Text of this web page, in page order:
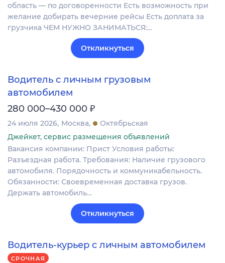
область — по договоренности Есть возможность при
желание добирать вечерние рейсы Есть доплата за
грузчика ЧЕМ НУЖНО ЗАНИМАТЬСЯ:…
Откликнуться
Водитель с личным грузовым
автомобилем
280 000–430 000 ₽
24 июля 2026 Москва
Октябрьская
Джейкет, сервис размещения объявлений
Вакансия компании: Прист Условия работы:
Разъездная работа. Требования: Наличие грузового
автомобиля. Порядочность и коммуникабельность.
Обязанности: Своевременная доставка грузов.
Держать автомобиль…
Откликнуться
Водитель-курьер с личным автомобилем
СРОЧНАЯ